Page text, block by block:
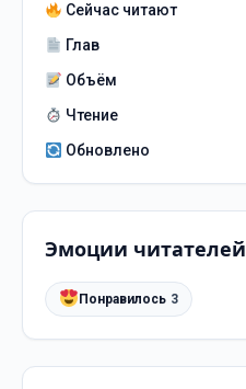
Сейчас читают
Глав
Объём
Чтение
Обновлено
Эмоции читателей
Понравилось 3